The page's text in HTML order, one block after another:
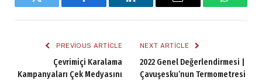
Twitter Facebook LinkedIn Email
PREVIOUS ARTICLE
Çevrimiçi Karalama
Kampanyaları Çek Medyasını
NEXT ARTICLE
2022 Genel Değerlendirmesi |
Çavuşesku’nun Termometresi